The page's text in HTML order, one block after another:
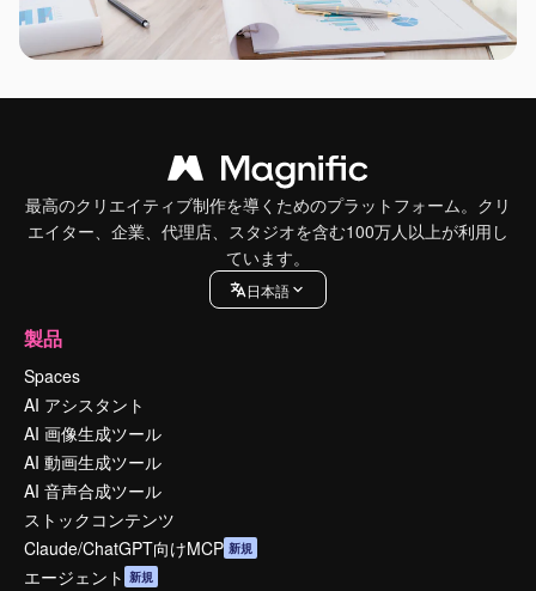
最高のクリエイティブ制作を導くためのプラットフォーム。クリ
エイター、企業、代理店、スタジオを含む100万人以上が利用し
ています。
日本語
製品
Spaces
AI アシスタント
AI 画像生成ツール
AI 動画生成ツール
AI 音声合成ツール
ストックコンテンツ
Claude/ChatGPT向けMCP 新規
エージェント 新規